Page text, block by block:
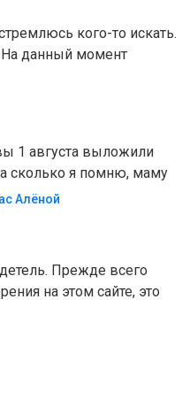
кого-то искать.
данный момент
1 августа выложили
сколько я помню, маму
Алëной
Прежде всего
на этом сайте, это